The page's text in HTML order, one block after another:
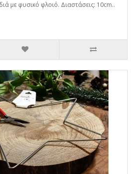
με φυσικό φλοιό. Διαστάσεις: 10cm..